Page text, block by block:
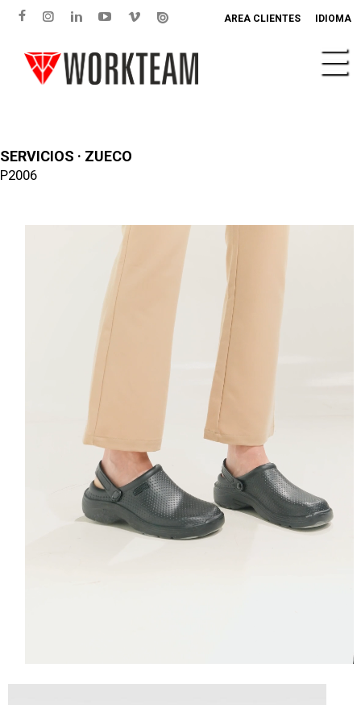
AREA CLIENTES IDIOMA
SERVICIOS · ZUECO
P2006